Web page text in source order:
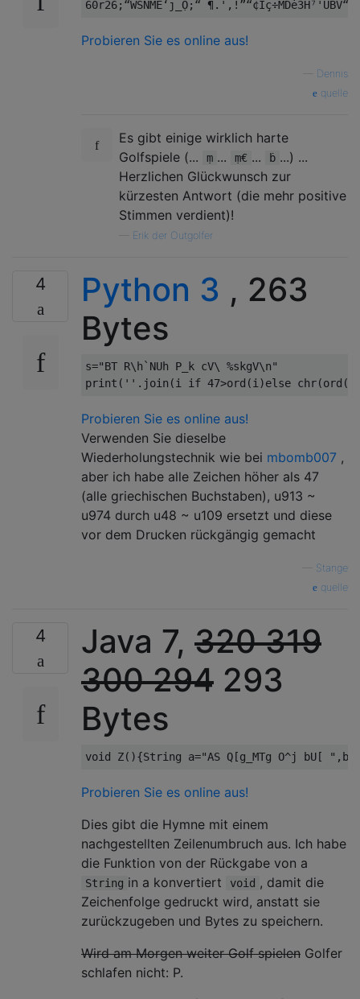
Probieren Sie es online aus!
Dennis
quelle
Es gibt einige wirklich harte
Golfspiele (...
ṃ ... ṃ€ ... ḃ ...) ...
Herzlichen Glückwunsch zur
kürzesten Antwort (die mehr positive
Stimmen verdient)!
Erik der Outgolfer
4 Python 3 , 263
Bytes
s="BT R\h`NUh P_k cV\ %skgV\n"
print ( '' . join (i if 47>ord (i )else chr(ord (
Probieren Sie es online aus!
Verwenden Sie dieselbe
Wiederholungstechnik wie bei mbomb007 ,
aber ich habe alle Zeichen höher als 47
(alle griechischen Buchstaben), u913 ~
u974 durch u48 ~ u109 ersetzt und diese
vor dem Drucken rückgängig gemacht
Stange
quelle
4 Java 7, 320319
300294 293
Bytes
void Z(){String a="AS Q[g_MTg O^j bU[ " , b
Probieren Sie es online aus!
Dies gibt die Hymne mit einem
nachgestellten Zeilenumbruch aus. Ich habe
die Funktion von der Rückgabe von a
String in a konvertiert void , damit die
Zeichenfolge gedruckt wird, anstatt sie
zurückzugeben und Bytes zu speichern.
Wird am Morgen weiter Golf spielen Golfer
schlafen nicht: P.